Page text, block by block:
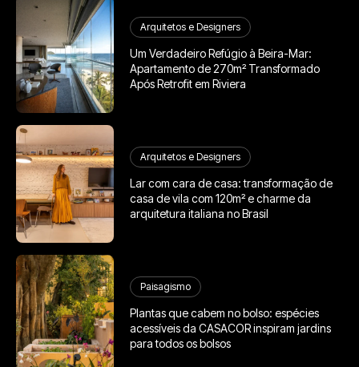
Arquitetos e Designers
Um Verdadeiro Refúgio à Beira-Mar:
Apartamento de 270m² Transformado
Após Retrofit em Riviera
Arquitetos e Designers
Lar com cara de casa: transformação de
casa de vila com 120m² e charme da
arquitetura italiana no Brasil
Paisagismo
Plantas que cabem no bolso: espécies
acessíveis da CASACOR inspiram jardins
para todos os bolsos